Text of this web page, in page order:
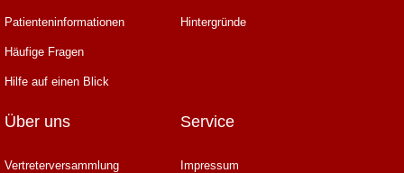
Patienteninformationen
Häufige Fragen
Hilfe auf einen Blick
Hintergründe
Über uns
Vertreterversammlung
Service
Impressum